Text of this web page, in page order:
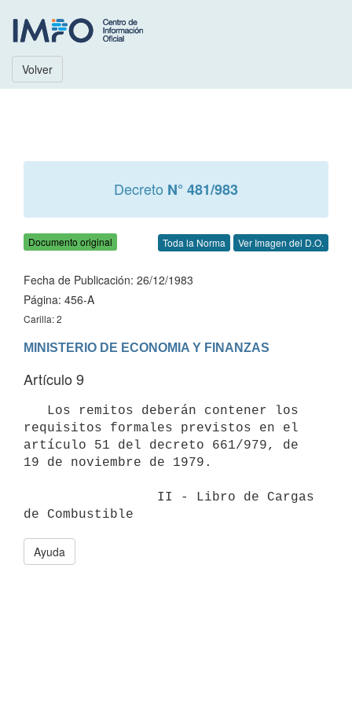
Volver
Decreto N° 481/983
Documento original Toda la Norma Ver Imagen del D.O.
Fecha de Publicación: 26/12/1983
Página: 456-A
Carilla: 2
MINISTERIO DE ECONOMIA Y FINANZAS
Artículo 9
requisitos formales previstos en el
artículo 51 del decreto 661/979, de
19 de noviembre de 1979.
Ayuda